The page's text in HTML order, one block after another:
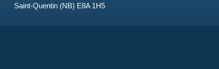
Saint-Quentin (NB) E8A 1H5